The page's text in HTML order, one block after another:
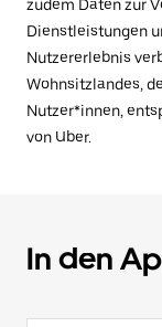
zudem Daten zur
Dienstleistungen
Nutzererlebnis
Wohnsitzlandes,
Nutzer*innen,
von Uber.
In den